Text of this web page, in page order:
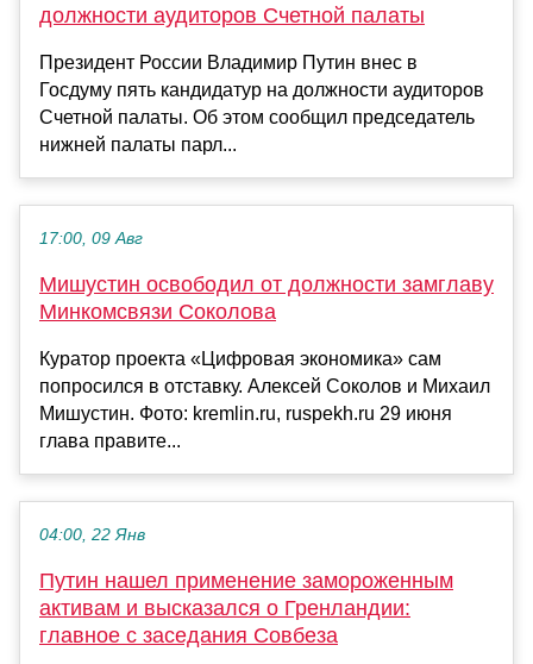
должности аудиторов Счетной палаты
Президент России Владимир Путин внес в
Госдуму пять кандидатур на должности аудиторов
Счетной палаты. Об этом сообщил председатель
нижней палаты парл...
17:00, 09 Авг
Мишустин освободил от должности замглаву
Минкомсвязи Соколова
Куратор проекта «Цифровая экономика» сам
попросился в отставку. Алексей Соколов и Михаил
Мишустин. Фото: kremlin.ru, ruspekh.ru 29 июня
глава правите...
04:00, 22 Янв
Путин нашел применение замороженным
активам и высказался о Гренландии:
главное с заседания Совбеза